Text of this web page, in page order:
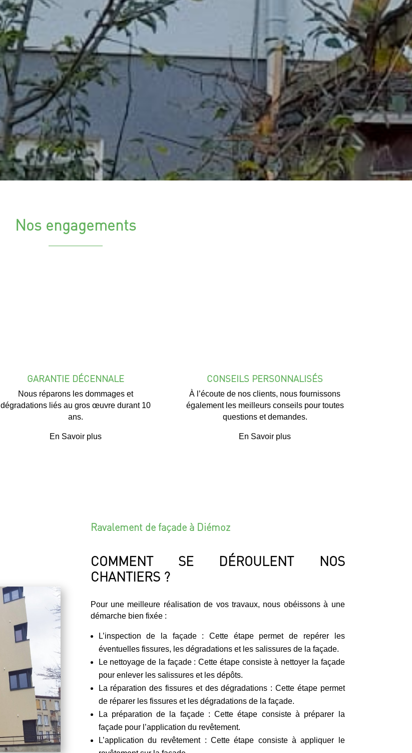
Nos engagements
GARANTIE DÉCENNALE
Nous réparons les dommages et
dégradations liés au gros œuvre durant 10
ans.
En Savoir plus
CONSEILS PERSONNALISÉS
À l’écoute de nos clients, nous fournissons
également les meilleurs conseils pour toutes
questions et demandes.
En Savoir plus
Ravalement de façade à Diémoz
COMMENT SE DÉROULENT NOS
CHANTIERS ?
Pour une meilleure réalisation de vos travaux, nous obéissons à une
démarche bien fixée :
L’inspection de la façade : Cette étape permet de repérer les
éventuelles fissures, les dégradations et les salissures de la façade.
Le nettoyage de la façade : Cette étape consiste à nettoyer la façade
pour enlever les salissures et les dépôts.
La réparation des fissures et des dégradations : Cette étape permet
de réparer les fissures et les dégradations de la façade.
La préparation de la façade : Cette étape consiste à préparer la
façade pour l’application du revêtement.
L’application du revêtement : Cette étape consiste à appliquer le